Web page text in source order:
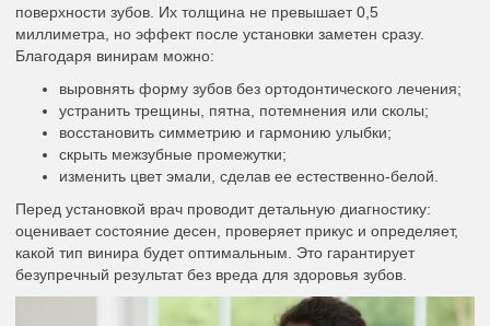
поверхности зубов. Их толщина не превышает 0,5
миллиметра, но эффект после установки заметен сразу.
Благодаря винирам можно:
выровнять форму зубов без ортодонтического лечения;
устранить трещины, пятна, потемнения или сколы;
восстановить симметрию и гармонию улыбки;
скрыть межзубные промежутки;
изменить цвет эмали, сделав ее естественно-белой.
Перед установкой врач проводит детальную диагностику:
оценивает состояние десен, проверяет прикус и определяет,
какой тип винира будет оптимальным. Это гарантирует
безупречный результат без вреда для здоровья зубов.